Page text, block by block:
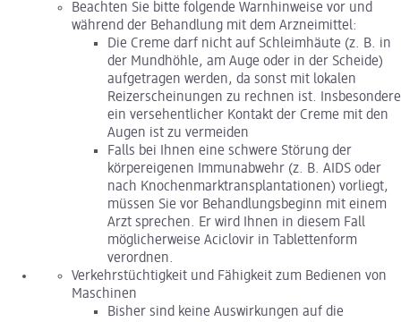
Beachten Sie bitte folgende Warnhinweise vor und
während der Behandlung mit dem Arzneimittel:
Die Creme darf nicht auf Schleimhäute (z. B. in
der Mundhöhle, am Auge oder in der Scheide)
aufgetragen werden, da sonst mit lokalen
Reizerscheinungen zu rechnen ist. Insbesondere
ein versehentlicher Kontakt der Creme mit den
Augen ist zu vermeiden
Falls bei Ihnen eine schwere Störung der
körpereigenen Immunabwehr (z. B. AIDS oder
nach Knochenmarktransplantationen) vorliegt,
müssen Sie vor Behandlungsbeginn mit einem
Arzt sprechen. Er wird Ihnen in diesem Fall
möglicherweise Aciclovir in Tablettenform
verordnen.
Verkehrstüchtigkeit und Fähigkeit zum Bedienen von
Maschinen
Bisher sind keine Auswirkungen auf die